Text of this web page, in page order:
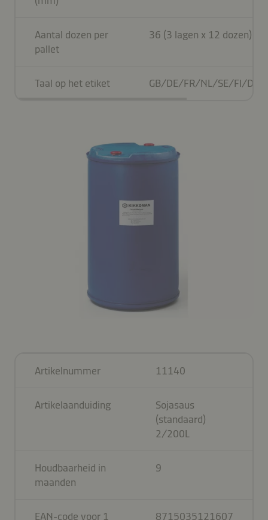
Aantal dozen per
pallet
36 (3 lagen x 12 dozen)
Taal op het etiket GB/DE/FR/NL/SE/FI/DK/
Artikelnummer 11140
Artikelaanduiding
Sojasaus
(standaard)
2/200L
Houdbaarheid in
maanden
9
EAN-code voor 1
8715035121607